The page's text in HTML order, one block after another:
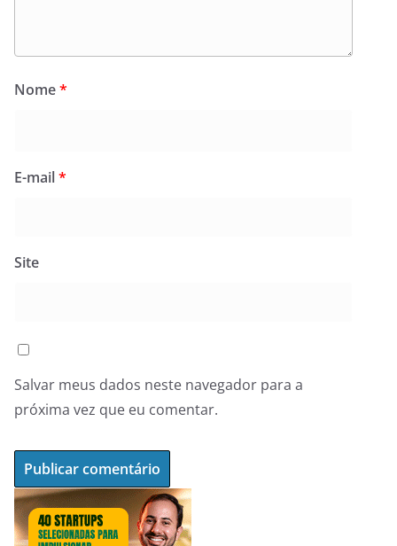
Nome*
E-mail*
Site
Salvar meus dados neste navegador para a
próxima vez que eu comentar.